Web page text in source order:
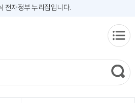
전자정부 누리집입니다.